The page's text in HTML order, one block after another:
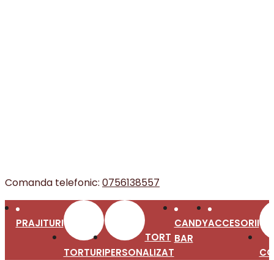
Comanda telefonic: 0756138557
PRAJITURI
TORTURI
TORT
PERSONALIZAT
CANDY
BAR
ACCESORII